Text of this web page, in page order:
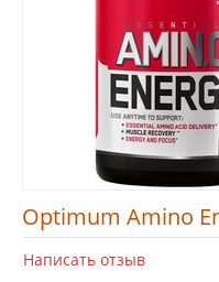
Optimum Amino
Написать отзыв